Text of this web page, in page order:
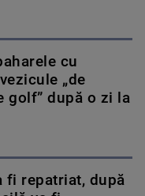
cu
„de
golf” după o zi la
fi repatriat, după